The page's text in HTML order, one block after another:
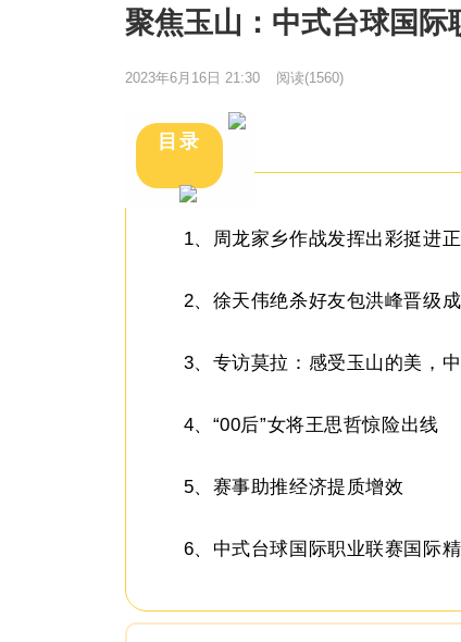
聚焦玉山：中式台球国
2023年6月16日 21:30 阅读(1560)
目录
1、周龙家乡作战发挥出彩挺进
2、徐天伟绝杀好友包洪峰晋级
3、专访莫拉：感受玉山的美，
4、“00后”女将王思哲惊险出线
5、赛事助推经济提质增效
6、 中式台球国际职业联赛国际